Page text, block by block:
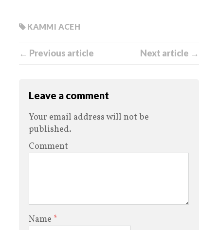
KAMMI ACEH
← Previous article Next article →
Leave a comment
Your email address will not be
published.
Comment
Name *